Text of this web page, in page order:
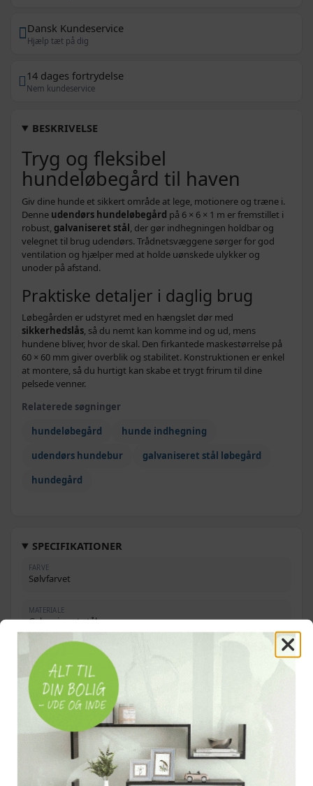
Dansk Kundeservice
Hjælp tæt på dig
14 dages fortrydelse
Nem kundeservice
BESKRIVELSE
Tryg og fleksibel
hundeløbegård til haven
Giv dine hunde et sikkert område at lege, motionere og træne i.
Denne udendørs hundeløbegård på 6 × 6 × 1 m er fremstillet i
robust, galvaniseret stål, der gør indhegningen holdbar og
velegnet til brug udendørs. Trådnetsvæggene sørger for god
ventilation og hjælper med at holde uønskede ulykker og
unoder på afstand.
Praktiske detaljer i daglig brug
Løbegården er udstyret med en hængslet dør med
sikkerhedslås, så du nemt kan komme ind og ud, mens
hundene bliver, hvor de skal. Den firkantede maskestørrelse på
60 × 60 mm giver overblik og stabilitet. Konstruktionen er enkel
at montere, så du hurtigt kan skabe et trygt frirum til dine
pelsede venner.
Relaterede søgninger
hundeløbegård
hunde indhegning
udendørs hundebur
galvaniseret stål løbegård
hundegård
SPECIFIKATIONER
FARVE
Sølvfarvet
MATERIALE
Galvaniseret stål
MÅL
600 × 600 × 100 cm (L × B × H)
MASKESTØRRELSE
60 × 60 mm
Hængslet dør med sikkerhedslås